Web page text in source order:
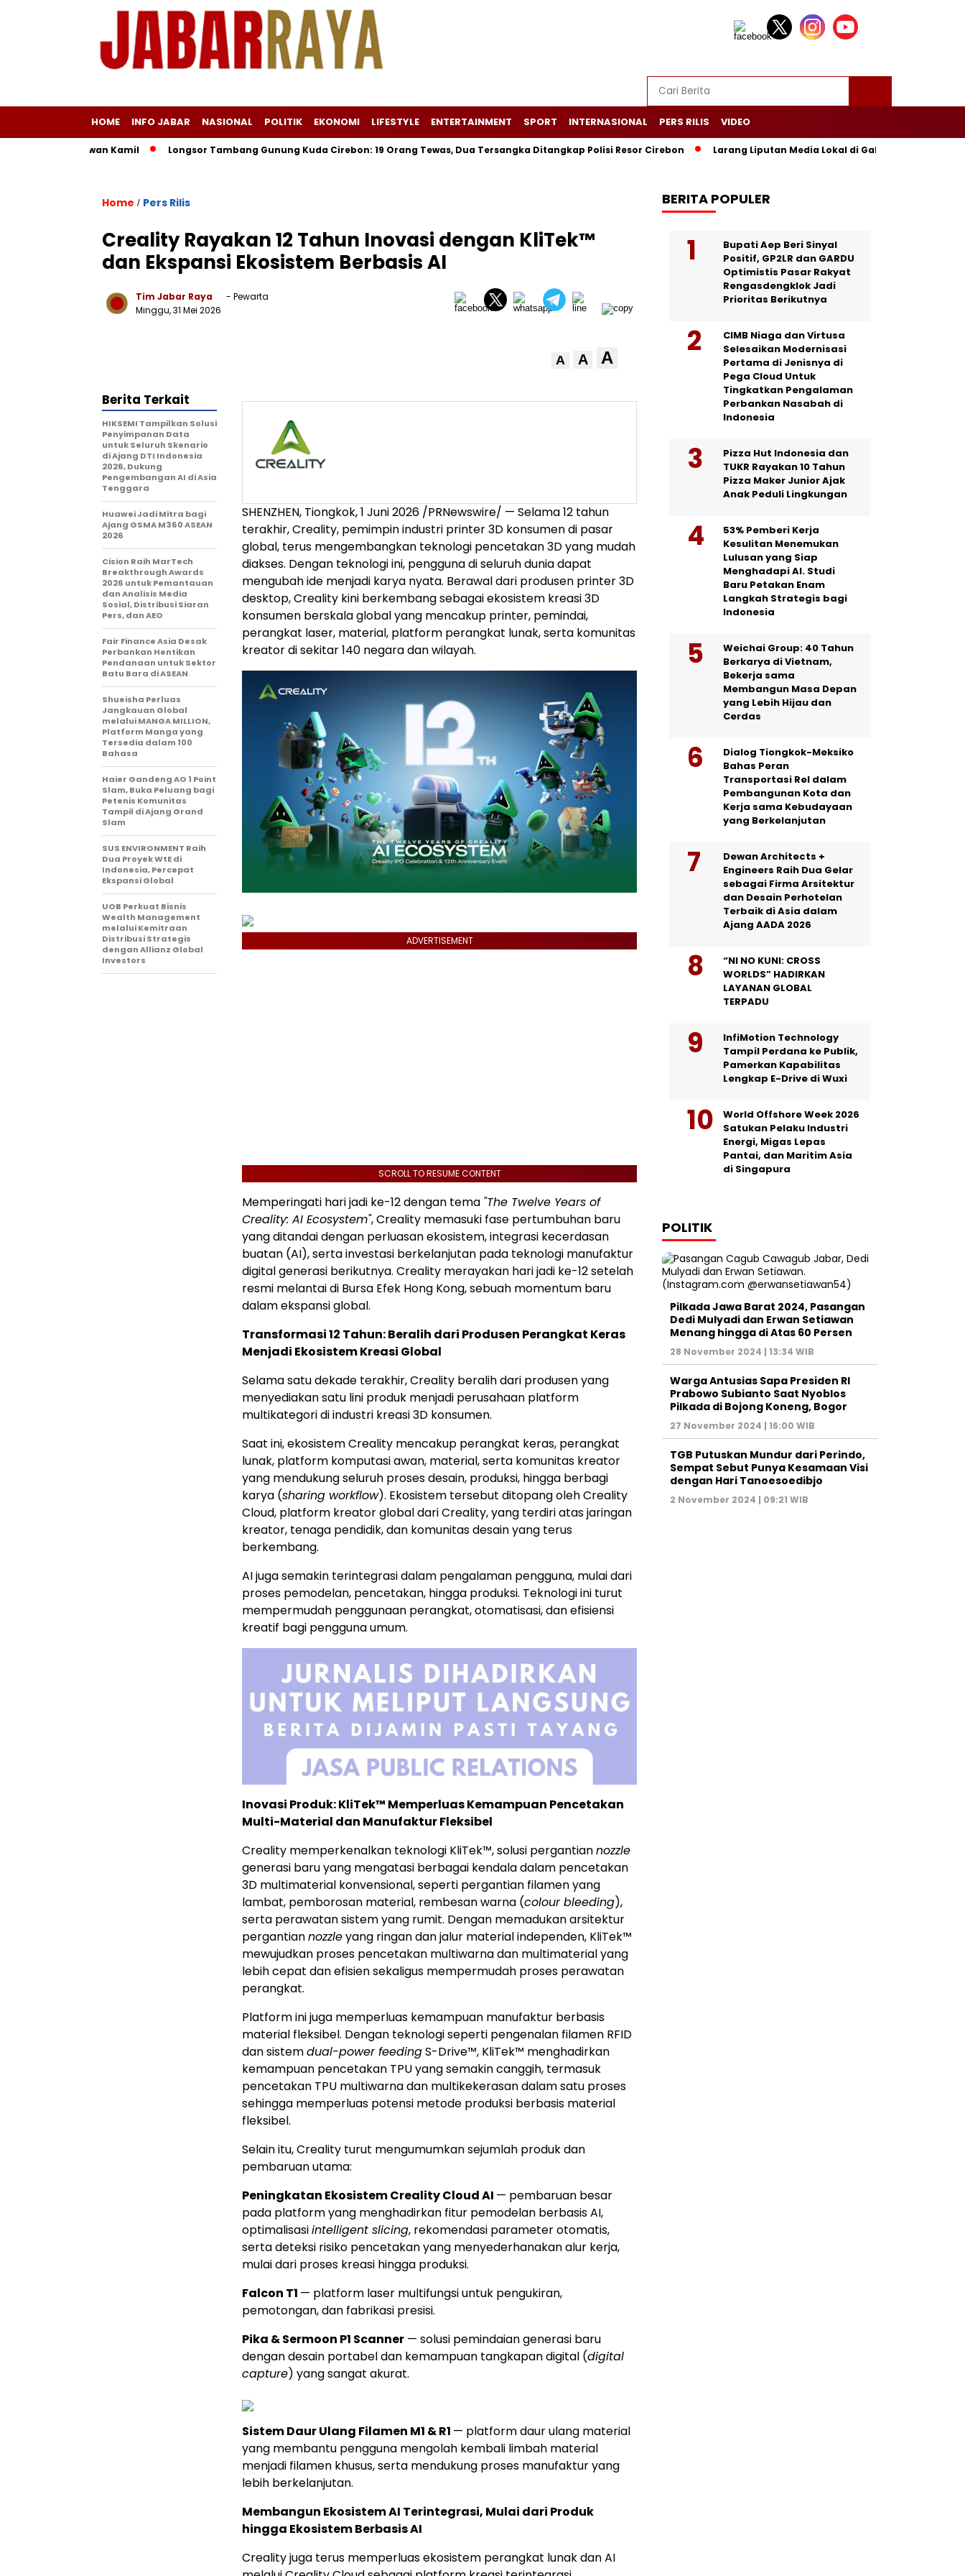
HOME INFO JABAR NASIONAL POLITIK EKONOMI LIFESTYLE ENTERTAINMENT SPORT INTERNASIONAL PERS RILIS VIDEO
Ridwan Kamil Longsor Tambang Gunung Kuda Cirebon: 19 Orang Tewas, Dua Tersangka Ditangkap Polisi Resor Cirebon Larang Liputan Media Lokal di Gala Dinner Asia Africa,
Home / Pers Rilis
Creality Rayakan 12 Tahun Inovasi dengan KliTek™
dan Ekspansi Ekosistem Berbasis AI
Tim Jabar Raya
- Pewarta
Minggu, 31 Mei 2026
A A A
SHENZHEN, Tiongkok, 1 Juni 2026 /PRNewswire/ — Selama 12 tahun
terakhir, Creality, pemimpin industri printer 3D konsumen di pasar
global, terus mengembangkan teknologi pencetakan 3D yang mudah
diakses. Dengan teknologi ini, pengguna di seluruh dunia dapat
mengubah ide menjadi karya nyata. Berawal dari produsen printer 3D
desktop, Creality kini berkembang sebagai ekosistem kreasi 3D
konsumen berskala global yang mencakup printer, pemindai,
perangkat laser, material, platform perangkat lunak, serta komunitas
kreator di sekitar 140 negara dan wilayah.
ADVERTISEMENT
SCROLL TO RESUME CONTENT
Memperingati hari jadi ke-12 dengan tema "The Twelve Years of
Creality: AI Ecosystem", Creality memasuki fase pertumbuhan baru
yang ditandai dengan perluasan ekosistem, integrasi kecerdasan
buatan (AI), serta investasi berkelanjutan pada teknologi manufaktur
digital generasi berikutnya. Creality merayakan hari jadi ke-12 setelah
resmi melantai di Bursa Efek Hong Kong, sebuah momentum baru
dalam ekspansi global.
Transformasi 12 Tahun: Beralih dari Produsen Perangkat Keras
Menjadi Ekosistem Kreasi Global
Selama satu dekade terakhir, Creality beralih dari produsen yang
menyediakan satu lini produk menjadi perusahaan platform
multikategori di industri kreasi 3D konsumen.
Saat ini, ekosistem Creality mencakup perangkat keras, perangkat
lunak, platform komputasi awan, material, serta komunitas kreator
yang mendukung seluruh proses desain, produksi, hingga berbagi
karya (sharing workflow). Ekosistem tersebut ditopang oleh Creality
Cloud, platform kreator global dari Creality, yang terdiri atas jaringan
kreator, tenaga pendidik, dan komunitas desain yang terus
berkembang.
AI juga semakin terintegrasi dalam pengalaman pengguna, mulai dari
proses pemodelan, pencetakan, hingga produksi. Teknologi ini turut
mempermudah penggunaan perangkat, otomatisasi, dan efisiensi
kreatif bagi pengguna umum.
Inovasi Produk: KliTek™ Memperluas Kemampuan Pencetakan
Multi-Material dan Manufaktur Fleksibel
Creality memperkenalkan teknologi KliTek™, solusi pergantiannozzle
generasi baru yang mengatasi berbagai kendala dalam pencetakan
3D multimaterial konvensional, seperti pergantian filamen yang
lambat, pemborosan material, rembesan warna (colour bleeding),
serta perawatan sistem yang rumit. Dengan memadukan arsitektur
pergantiannozzleyang ringan dan jalur material independen, KliTek™
mewujudkan proses pencetakan multiwarna dan multimaterial yang
lebih cepat dan efisien sekaligus mempermudah proses perawatan
perangkat.
Platform ini juga memperluas kemampuan manufaktur berbasis
material fleksibel. Dengan teknologi seperti pengenalan filamen RFID
dan sistemdual-power feedingS-Drive™, KliTek™ menghadirkan
kemampuan pencetakan TPU yang semakin canggih, termasuk
pencetakan TPU multiwarna dan multikekerasan dalam satu proses
sehingga memperluas potensi metode produksi berbasis material
fleksibel.
Selain itu, Creality turut mengumumkan sejumlah produk dan
pembaruan utama:
Peningkatan Ekosistem Creality Cloud AI — pembaruan besar
pada platform yang menghadirkan fitur pemodelan berbasis AI,
optimalisasiintelligent slicing, rekomendasi parameter otomatis,
serta deteksi risiko pencetakan yang menyederhanakan alur kerja,
mulai dari proses kreasi hingga produksi.
Falcon T1 — platform laser multifungsi untuk pengukiran,
pemotongan, dan fabrikasi presisi.
Pika & Sermoon P1 Scanner — solusi pemindaian generasi baru
dengan desain portabel dan kemampuan tangkapan digital (digital
capture) yang sangat akurat.
Sistem Daur Ulang Filamen M1 & R1 — platform daur ulang material
yang membantu pengguna mengolah kembali limbah material
menjadi filamen khusus, serta mendukung proses manufaktur yang
lebih berkelanjutan.
Membangun Ekosistem AI Terintegrasi, Mulai dari Produk
hingga Ekosistem Berbasis AI
Creality juga terus memperluas ekosistem perangkat lunak dan AI
Berita Terkait
HIKSEMI Tampilkan Solusi
Penyimpanan Data
untuk Seluruh Skenario
di Ajang DTI Indonesia
2026, Dukung
Pengembangan AI di Asia
Tenggara
Huawei Jadi Mitra bagi
Ajang GSMA M360 ASEAN
2026
Cision Raih MarTech
Breakthrough Awards
2026 untuk Pemantauan
dan Analisis Media
Sosial, Distribusi Siaran
Pers, dan AEO
Fair Finance Asia Desak
Perbankan Hentikan
Pendanaan untuk Sektor
Batu Bara di ASEAN
Shueisha Perluas
Jangkauan Global
melalui MANGA MILLION,
Platform Manga yang
Tersedia dalam 100
Bahasa
Haier Gandeng AO 1 Point
Slam, Buka Peluang bagi
Petenis Komunitas
Tampil di Ajang Grand
Slam
SUS ENVIRONMENT Raih
Dua Proyek WtE di
Indonesia, Percepat
Ekspansi Global
UOB Perkuat Bisnis
Wealth Management
melalui Kemitraan
Distribusi Strategis
dengan Allianz Global
Investors
BERITA POPULER
Bupati Aep Beri Sinyal
Positif, GP2LR dan GARDU
Optimistis Pasar Rakyat
Rengasdengklok Jadi
Prioritas Berikutnya
CIMB Niaga dan Virtusa
Selesaikan Modernisasi
Pertama di Jenisnya di
Pega Cloud Untuk
Tingkatkan Pengalaman
Perbankan Nasabah di
Indonesia
Pizza Hut Indonesia dan
TUKR Rayakan 10 Tahun
Pizza Maker Junior Ajak
Anak Peduli Lingkungan
53% Pemberi Kerja
Kesulitan Menemukan
Lulusan yang Siap
Menghadapi AI. Studi
Baru Petakan Enam
Langkah Strategis bagi
Indonesia
Weichai Group: 40 Tahun
Berkarya di Vietnam,
Bekerja sama
Membangun Masa Depan
yang Lebih Hijau dan
Cerdas
Dialog Tiongkok-Meksiko
Bahas Peran
Transportasi Rel dalam
Pembangunan Kota dan
Kerja sama Kebudayaan
yang Berkelanjutan
Dewan Architects +
Engineers Raih Dua Gelar
sebagai Firma Arsitektur
dan Desain Perhotelan
Terbaik di Asia dalam
Ajang AADA 2026
“NI NO KUNI: CROSS
WORLDS” HADIRKAN
LAYANAN GLOBAL
TERPADU
InfiMotion Technology
Tampil Perdana ke Publik,
Pamerkan Kapabilitas
Lengkap E-Drive di Wuxi
World Offshore Week 2026
Satukan Pelaku Industri
Energi, Migas Lepas
Pantai, dan Maritim Asia
di Singapura
POLITIK
Pilkada Jawa Barat 2024, Pasangan
Dedi Mulyadi dan Erwan Setiawan
Menang hingga di Atas 60 Persen
28 November 2024 | 13:34 WIB
Warga Antusias Sapa Presiden RI
Prabowo Subianto Saat Nyoblos
Pilkada di Bojong Koneng, Bogor
27 November 2024 | 16:00 WIB
TGB Putuskan Mundur dari Perindo,
Sempat Sebut Punya Kesamaan Visi
dengan Hari Tanoesoedibjo
2 November 2024 | 09:21 WIB